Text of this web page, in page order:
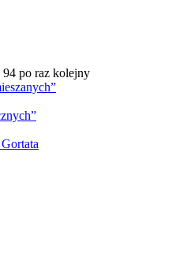
94 po raz kolejny